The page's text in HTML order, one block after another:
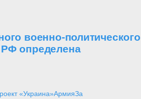
военно-политического
определена
«Украина»АрмияЗа